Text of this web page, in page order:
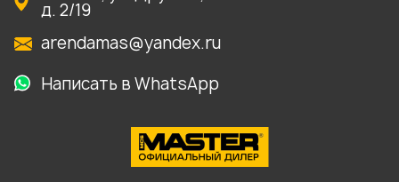
д. 2/19
arendamas@yandex.ru
Написать в WhatsApp